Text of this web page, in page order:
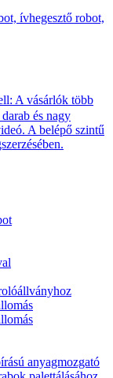
A vásárlók több
és nagy
A belépő szintű
anyagmozgató